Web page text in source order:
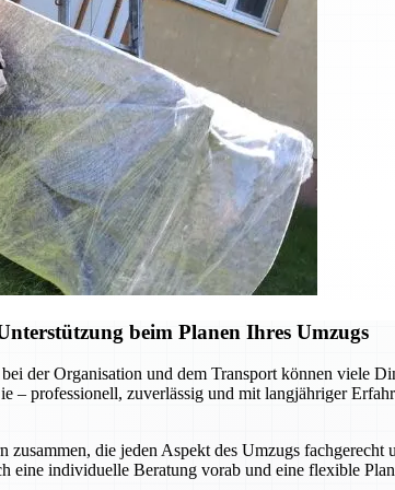
beim Planen Ihres Umzugs
der Organisation und dem Transport können viele
– professionell, zuverlässig und mit langjähriger
die jeden Aspekt des Umzugs
eine individuelle Beratung vorab und eine flexible